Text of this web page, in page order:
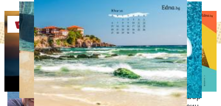
Оферти
ИЗВЕСТНИ
Любомира Башева
разтопи мрежата с най-
нежните кадри с Башар